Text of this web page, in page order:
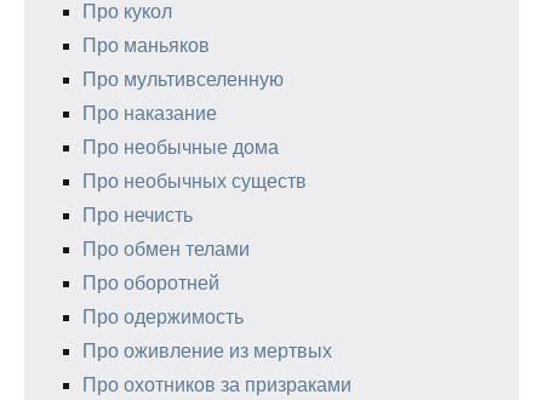
Про кукол
Про маньяков
Про мультивселенную
Про наказание
Про необычные дома
Про необычных существ
Про нечисть
Про обмен телами
Про оборотней
Про одержимость
Про оживление из мертвых
Про охотников за призраками